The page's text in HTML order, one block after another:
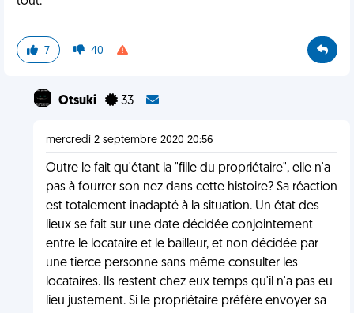
7 40
Otsuki 33
mercredi 2 septembre 2020 20:56
Outre le fait qu'étant la "fille du propriétaire", elle n'a
pas à fourrer son nez dans cette histoire? Sa réaction
est totalement inadapté à la situation. Un état des
lieux se fait sur une date décidée conjointement
entre le locataire et le bailleur, et non décidée par
une tierce personne sans même consulter les
locataires. Ils restent chez eux temps qu'il n'a pas eu
lieu justement. Si le propriétaire préfère envoyer sa